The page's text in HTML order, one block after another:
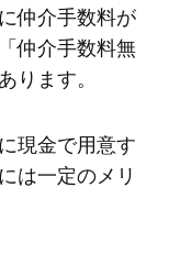
仲介手数料が
仲介手数料無
ります。
現金で用意す
は一定のメリ